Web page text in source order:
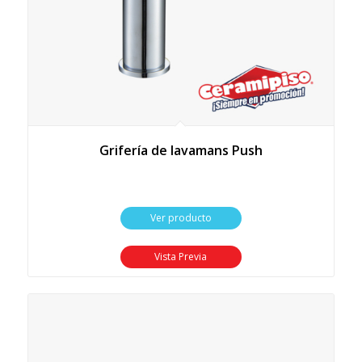
Grifería de lavamans Push
Ver producto
Vista Previa